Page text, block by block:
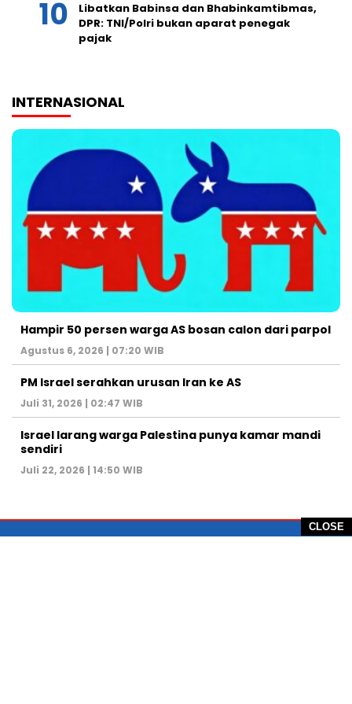
CLOSE
Libatkan Babinsa dan Bhabinkamtibmas,
DPR: TNI/Polri bukan aparat penegak
pajak
INTERNASIONAL
Hampir 50 persen warga AS bosan calon dari parpol
Agustus 6, 2026 | 07:20 WIB
PM Israel serahkan urusan Iran ke AS
Juli 31, 2026 | 02:47 WIB
Israel larang warga Palestina punya kamar mandi
sendiri
Juli 22, 2026 | 14:50 WIB